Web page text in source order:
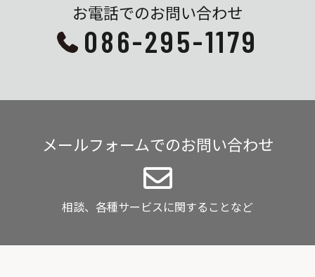
お電話でのお問い合わせ
086-295-1179
メールフォームでのお問い合わせ
相談、各種サービスに関することなど